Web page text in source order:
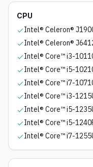
CPU
Intel® Celeron®
Intel® Celeron®
Intel® Core™ i3-
Intel® Core™ i5-
Intel® Core™ i7-
Intel® Core™ i3-
Intel® Core™ i5-
Intel® Core™ i5-
Intel® Core™ i7-